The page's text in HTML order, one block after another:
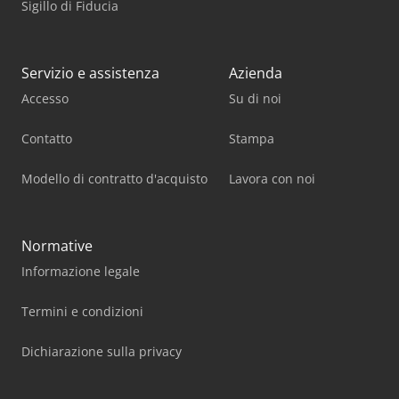
Sigillo di Fiducia
Servizio e assistenza
Accesso
Contatto
Modello di contratto d'acquisto
Azienda
Su di noi
Stampa
Lavora con noi
Normative
Informazione legale
Termini e condizioni
Dichiarazione sulla privacy